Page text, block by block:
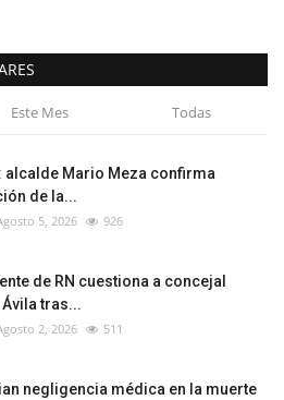
Este Mes Todas
alcalde Mario Meza confirma
de la...
5, 2026 926
de RN cuestiona a concejal
tras...
2, 2026 511
negligencia médica en la muerte